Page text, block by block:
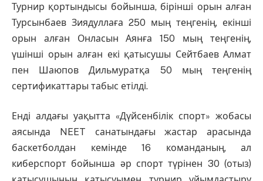
Турнир қортындысы бойынша, бірінші орын алған
Турсынбаев Зиядуллаға 250 мың теңгенің, екінші
орын алған Онласын Аянға 150 мың теңгенің,
үшінші орын алған екі қатысушы Сейтбаев Алмат
пен Шаюпов Дильмуратқа 50 мың теңгенің
сертификаттары табыс етілді.
Енді алдағы уақытта «Дүйсенбілік спорт» жобасы
аясында NEET санатындағы жастар арасында
баскетболдан кемінде 16 команданың, ал
киберспорт бойынша әр спорт түрінен 30 (отыз)